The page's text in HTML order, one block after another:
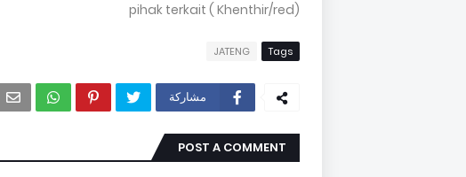
pihak terkait ( Khenthir/red)
Tags
JATENG
مشاركة
POST A COMMENT